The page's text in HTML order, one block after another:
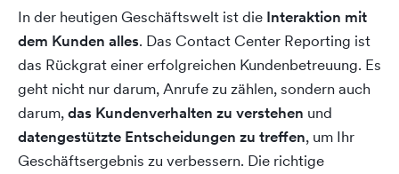
In der heutigen Geschäftswelt ist die Interaktion mit
dem Kunden alles. Das Contact Center Reporting ist
das Rückgrat einer erfolgreichen Kundenbetreuung. Es
geht nicht nur darum, Anrufe zu zählen, sondern auch
darum,das Kundenverhalten zu verstehen und
datengestützte Entscheidungen zu treffen, um Ihr
Geschäftsergebnis zu verbessern. Die richtige